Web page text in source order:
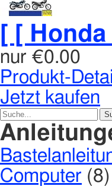
[ [
nur €0.00
Produkt-
Jetzt kaufen
Computer (8)